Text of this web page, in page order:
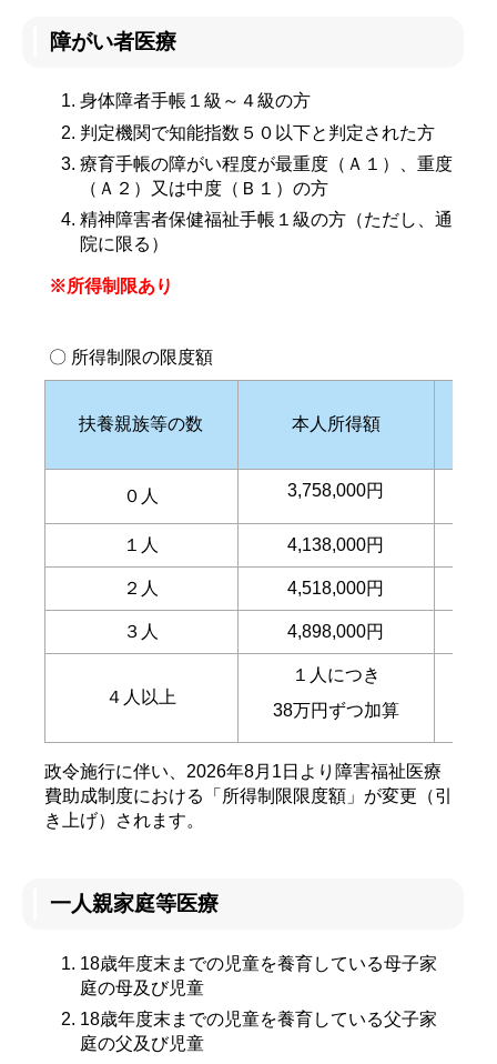
障がい者医療
身体障者手帳１級～４級の方
判定機関で知能指数５０以下と判定された方
療育手帳の障がい程度が最重度（Ａ１）、重度
（Ａ２）又は中度（Ｂ１）の方
精神障害者保健福祉手帳１級の方（ただし、通
院に限る）
※所得制限あり
〇 所得制限の限度額
扶養親族等の数 本人所得額
０人 3,758,000円
１人 4,138,000円
２人 4,518,000円
３人 4,898,000円
４人以上
１人につき
38万円ずつ加算
政令施行に伴い、2026年8月1日より障害福祉医療
費助成制度における「所得制限限度額」が変更（引
き上げ）されます。
一人親家庭等医療
18歳年度末までの児童を養育している母子家
庭の母及び児童
18歳年度末までの児童を養育している父子家
庭の父及び児童